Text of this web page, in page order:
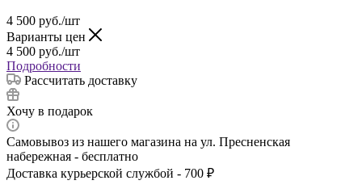
4 500 руб./шт
Варианты цен
4 500 руб./шт
Подробности
Рассчитать доставку
Хочу в подарок
Самовывоз из нашего магазина на ул. Пресненская
набережная - бесплатно
Доставка курьерской службой - 700 ₽